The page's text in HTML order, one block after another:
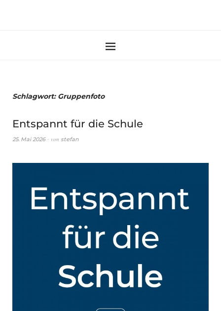
Schlagwort: Gruppenfoto
Entspannt für die Schule
25. Mai 2026 von stefan